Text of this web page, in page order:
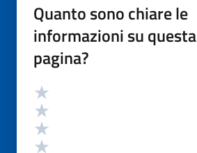
Quanto sono chiare le
informazioni su questa
pagina?
Valutazione